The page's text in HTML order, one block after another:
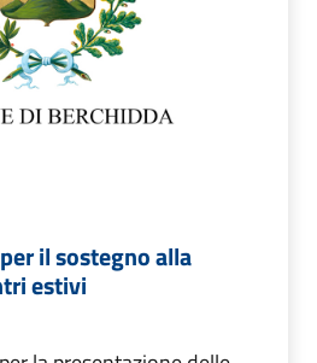
il sostegno alla
estivi